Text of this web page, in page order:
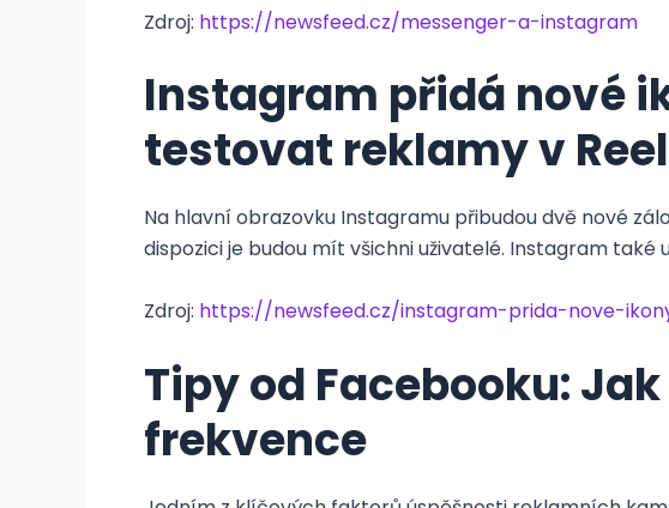
Zdroj: https://newsfeed.cz/messenger-a-instagram
Instagram přidá nové
testovat reklamy v
Na hlavní obrazovku Instagramu přibudou dvě nové
dispozici je budou mít všichni uživatelé. Instagram také
Zdroj: https://newsfeed.cz/instagram-prida-nove-
Tipy od Facebooku:
frekvence